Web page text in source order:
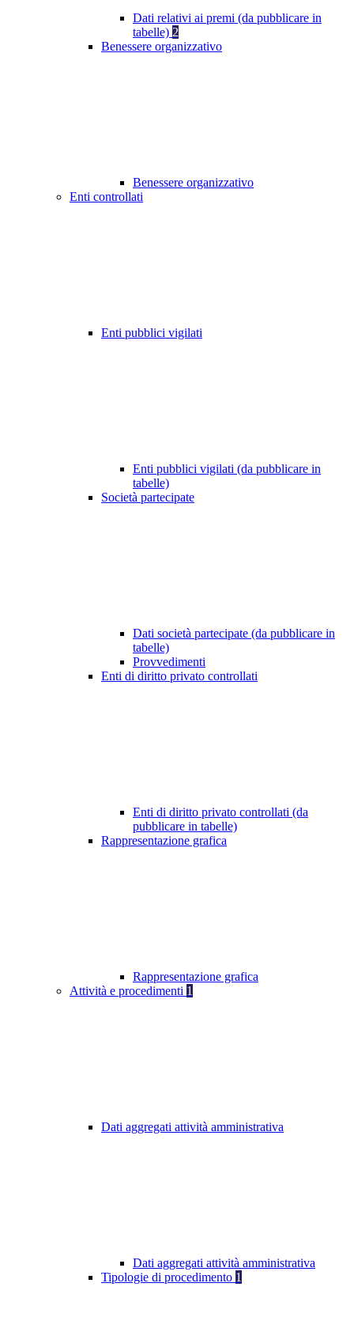
Dati relativi ai premi (da pubblicare in
tabelle) 2
Benessere organizzativo
Benessere organizzativo
Enti controllati
Enti pubblici vigilati
Enti pubblici vigilati (da pubblicare in
tabelle)
Società partecipate
Dati società partecipate (da pubblicare in
tabelle)
Provvedimenti
Enti di diritto privato controllati
Enti di diritto privato controllati (da
pubblicare in tabelle)
Rappresentazione grafica
Rappresentazione grafica
Attività e procedimenti 1
Dati aggregati attività amministrativa
Dati aggregati attività amministrativa
Tipologie di procedimento 1